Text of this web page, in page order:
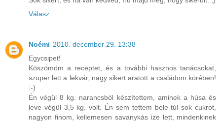
Válasz
Noémi 2010. december 29. 13:38
Egycsipet!
Köszömöm a receptet, és a további hasznos tanácsokat,
szuper lett a lekvár, nagy sikert aratott a családom körében!
:-)
Én végül 8 kg. narancsból készítettem, aminek a húsa és
leve végül 3,5 kg. volt. Én sem tettem bele túl sok cukrot,
nagyon finom, kellemesen savanykás íze lett, mindenkinek